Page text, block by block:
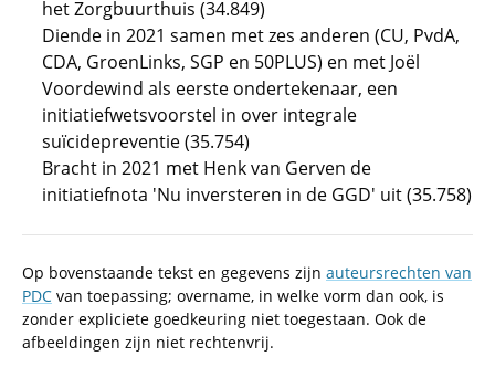
het Zorgbuurthuis (34.849)
Diende in 2021 samen met zes anderen (CU, PvdA,
CDA, GroenLinks, SGP en 50PLUS) en met Joël
Voordewind als eerste ondertekenaar, een
initiatiefwetsvoorstel in over integrale
suïcidepreventie (35.754)
Bracht in 2021 met Henk van Gerven de
initiatiefnota 'Nu inversteren in de GGD' uit (35.758)
Op bovenstaande tekst en gegevens zijn auteursrechten van
PDC van toepassing; overname, in welke vorm dan ook, is
zonder expliciete goedkeuring niet toegestaan. Ook de
afbeeldingen zijn niet rechtenvrij.